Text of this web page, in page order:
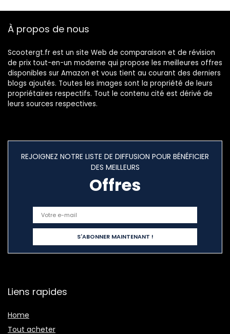
Poussière/Neige/Pl
À propos de nous
Scootergt.fr est un site Web de comparaison et de révision
de prix tout-en-un moderne qui propose les meilleures offres
disponibles sur Amazon et vous tient au courant des derniers
blogs ajoutés. Toutes les images sont la propriété de leurs
propriétaires respectifs. Tout le contenu cité est dérivé de
leurs sources respectives.
REJOIGNEZ NOTRE LISTE DE DIFFUSION POUR BÉNÉFICIER
DES MEILLEURS
Offres
Liens rapides
Home
Tout acheter